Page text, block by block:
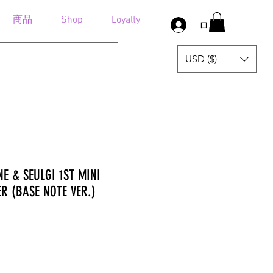
商品 Shop Loyalty ログイン
USD ($)
& SEULGI 1ST MINI
(BASE NOTE VER.)